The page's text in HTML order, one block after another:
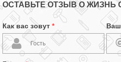
ОСТАВЬТЕ ОТЗЫВ О ЖИЗНЬ
Как вас зовут *